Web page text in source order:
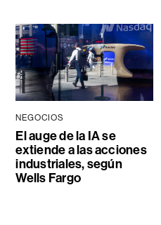
NEGOCIOS
El auge de la IA se
extiende a las acciones
industriales, según
Wells Fargo